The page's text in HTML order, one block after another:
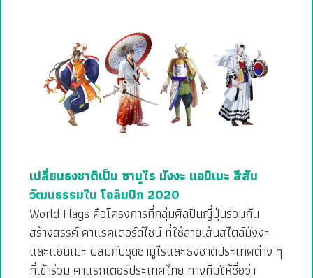
เปลี่ยนธงชาติเป็น ซามูไร มังงะ แอนิเมะ สีสัน
วัฒนธรรมใน โอลิมปิก 2020
World Flags คือโครงการที่กลุ่มศิลปินญี่ปุ่นร่วมกัน
สร้างสรรค์ คาแรคเตอร์ดีไซน์ ที่ใช้ลายเส้นสไตล์มังงะ
และแอนิเมะ ผสมกับชุดซามูไรและธงชาติประเทศต่าง ๆ
ที่เข้าร่วม คาแรกเตอร์ประเทศไทย ทางทีมให้ชื่อว่า